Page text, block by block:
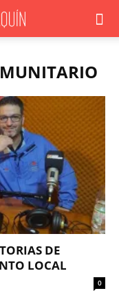
DE
LOCAL
0